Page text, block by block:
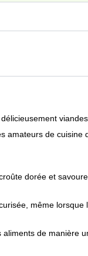
amateurs de
dorée et
même
de manière